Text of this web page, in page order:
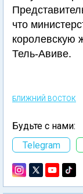
что
королевскую
Тель-Авиве.
БЛИЖНИЙ ВОСТОК
Будьте с нами:
Telegram